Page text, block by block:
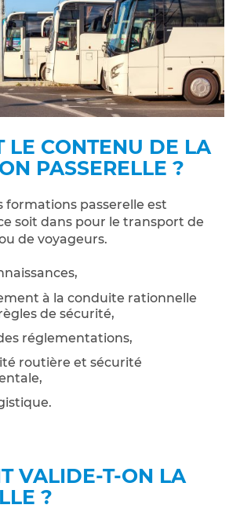
LE CONTENU DE LA
PASSERELLE ?
formations passerelle est
soit dans pour le transport de
de voyageurs.
à la conduite rationnelle
de sécurité,
réglementations,
routière et sécurité
VALIDE-T-ON LA
?